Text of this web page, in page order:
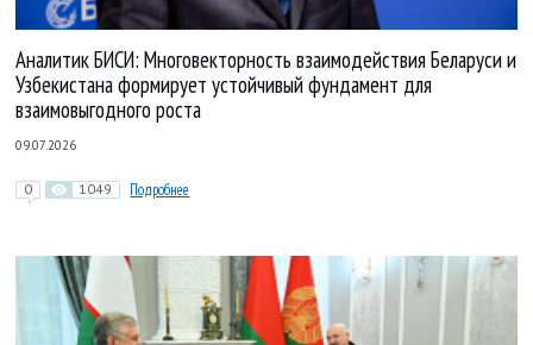
Аналитик БИСИ: Многовекторность взаимодействия Беларуси и
Узбекистана формирует устойчивый фундамент для
взаимовыгодного роста
09.07.2026
0 1049 Подробнее